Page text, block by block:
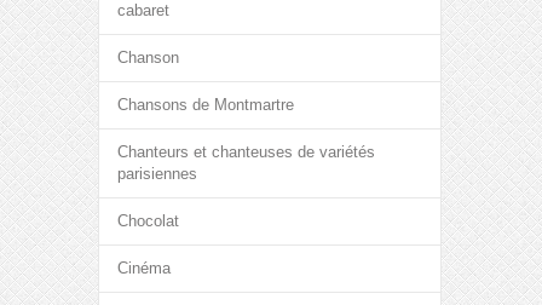
cabaret
Chanson
Chansons de Montmartre
Chanteurs et chanteuses de variétés
parisiennes
Chocolat
Cinéma